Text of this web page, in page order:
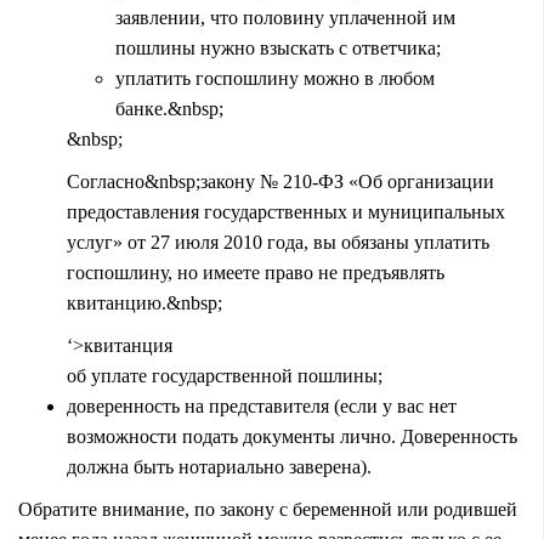
заявлении, что половину уплаченной им
пошлины нужно взыскать с ответчика;
уплатить госпошлину можно в любом
банке.&nbsp;
&nbsp;
Согласно&nbsp;закону № 210-ФЗ «Об организации
предоставления государственных и муниципальных
услуг» от 27 июля 2010 года, вы обязаны уплатить
госпошлину, но имеете право не предъявлять
квитанцию.&nbsp;
‘>квитанция
об уплате государственной пошлины;
доверенность на представителя (если у вас нет
возможности подать документы лично. Доверенность
должна быть нотариально заверена).
Обратите внимание, по закону с беременной или родившей